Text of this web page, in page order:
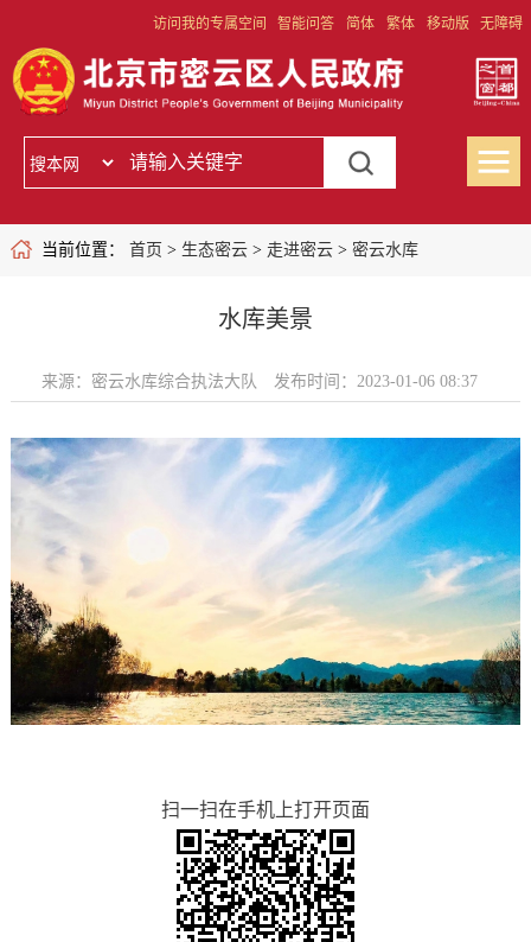
访问我的专属空间 智能问答 简体 繁体 移动版 无障碍
当前位置： 首页 > 生态密云> 走进密云> 密云水库
水库美景
来源：密云水库综合执法大队 发布时间：2023-01-06 08:37
扫一扫在手机上打开页面